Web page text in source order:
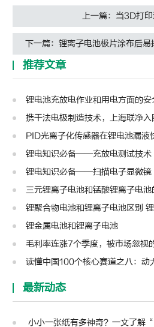
上一篇：当3D打
下一篇：锂离子电池极片涂布后
推荐文章
锂电池充放电作业和用电方面的安
携干法电极制造技术，上海联净入围
PID光离子化传感器在锂电池漏液
锂电知识必备——充放电测试技术
锂电知识必备——扫描电子显微镜
三元锂离子电池和锰酸锂离子电
锂聚合物电池和锂离子电池区别
锂金属电池和锂离子电池
毛利率连涨7个季度，被市场忽视的锂电
读懂中国100个核心赛道之八：动
最新动态
小小一张纸有多神奇？一文了解“芳纶